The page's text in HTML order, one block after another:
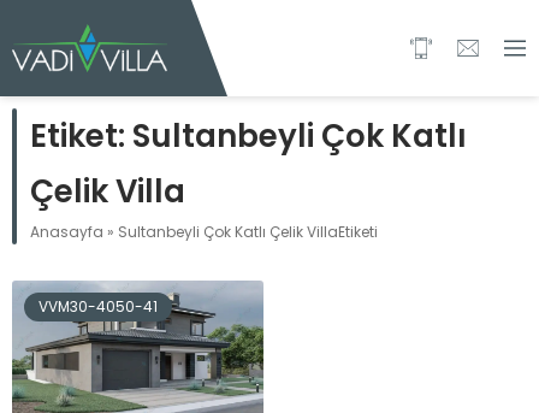
Etiket: Sultanbeyli Çok Katlı
Çelik Villa
Anasayfa » Sultanbeyli Çok Katlı Çelik VillaEtiketi
VVM30-4050-41